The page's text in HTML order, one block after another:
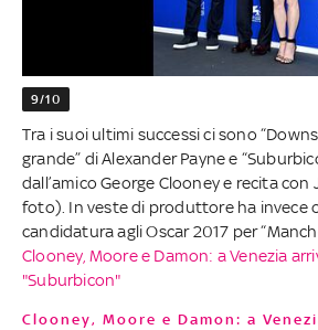
9/10
Tra i suoi ultimi successi ci sono
grande” di Alexander Payne e
dall’amico George Clooney e recita
foto). In veste di produttore ha invece
candidatura agli Oscar 2017 per
Clooney, Moore e Damon: a Venezia
"Suburbicon"
Clooney, Moore e Damon: a Venezia arrivano le star